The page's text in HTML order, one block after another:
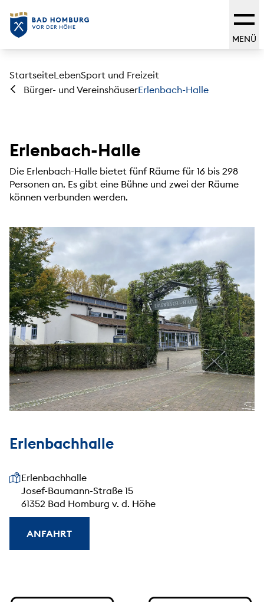
MENÜ
StartseiteLebenSport und Freizeit
Bürger- und VereinshäuserErlenbach-Halle
Erlenbach-Halle
Die Erlenbach-Halle bietet fünf Räume für 16 bis 298
Personen an. Es gibt eine Bühne und zwei der Räume
können verbunden werden.
Erlenbachhalle
Unsere Anschrift
Erlenbachhalle
Josef-Baumann-Straße 15
61352 Bad Homburg v. d. Höhe
ANFAHRT